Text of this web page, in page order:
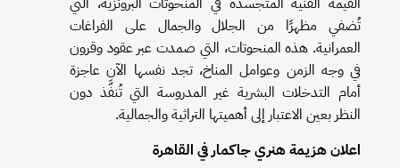
تُضفي مظهرًا من الجلال والجمال على الفراغات
العمرانية. هذه المنحوتات، التي صمدت عبر عقود وقرون
في وجه الزمن وعوامل المناخ، تجد نفسها الآن عاجزة
أمام التدخلات البشرية غير المدروسة التي تُنفَّذ دون
النظر بعين الاعتبار إلى أهميتها التراثية والجمالية.
اعلان هزيمة هنري جاكمار في القاهرة